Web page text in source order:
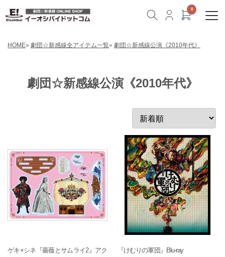
HOME» 劇団☆新感線全アイテム一覧» 劇団☆新感線公演《2010年代》
劇団☆新感線公演《2010年代》
ゲキ×シネ『薔薇とサムライ2』アク
『けむりの軍団』Blu-ray